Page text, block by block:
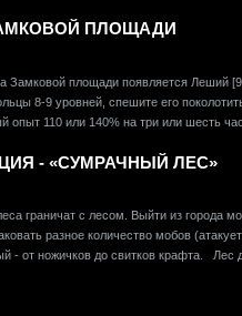
ПЛОЩАДИ
Замковой площади появляется Леший
8-9 уровней, спешите его
опыт 110 или 140% на три или шесть
- «СУМРАЧНЫЙ ЛЕС»
граничат с лесом. Выйти из города
разное количество мобов
- от ножичков до свитков крафта. Лес